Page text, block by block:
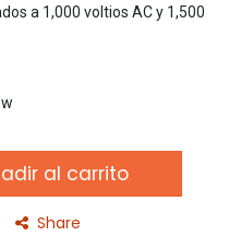
a 1,000 voltios AC y 1,500
al carrito
Share